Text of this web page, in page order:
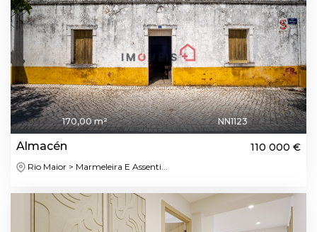
170,00 m² NN1123
Almacén 110 000 €
Rio Maior > Marmeleira E Assenti...